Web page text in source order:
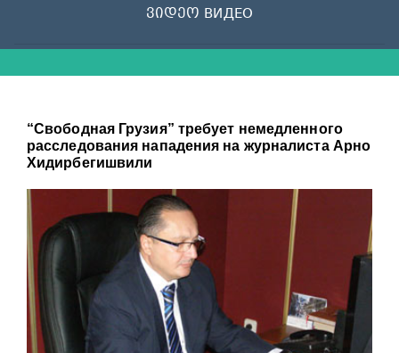
ვიდეო ВИДЕО
“Свободная Грузия” требует немедленного
расследования нападения на журналиста Арно
Хидирбегишвили